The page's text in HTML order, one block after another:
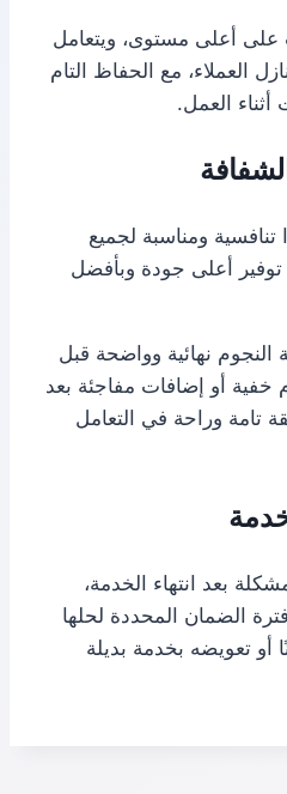
أعلى مستوى، ويتعامل
العملاء، مع الحفاظ التام
أثناء العمل.
ومناسبة لجميع
أعلى جودة وبأفضل
النجوم نهائية وواضحة قبل
أو إضافات مفاجئة بعد
تامة وراحة في التعامل
بعد انتهاء الخدمة،
الضمان المحددة لحلها
أو تعويضه بخدمة بديلة